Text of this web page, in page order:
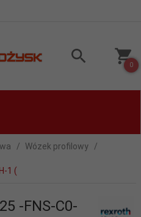
0
Wózek profilowy
1 (
-FNS-C0-